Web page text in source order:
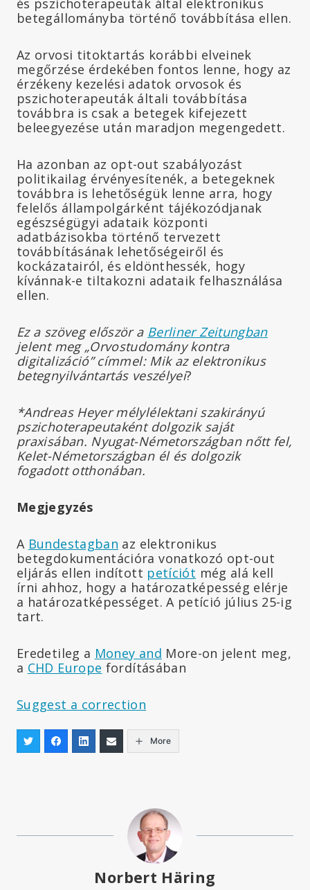
betegállományba történő továbbítása ellen.
Az orvosi titoktartás korábbi elveinek
megőrzése érdekében fontos lenne, hogy az
érzékeny kezelési adatok orvosok és
pszichoterapeuták általi továbbítása
továbbra is csak a betegek kifejezett
beleegyezése után maradjon megengedett.
Ha azonban az opt-out szabályozást
politikailag érvényesítenék, a betegeknek
továbbra is lehetőségük lenne arra, hogy
felelős állampolgárként tájékozódjanak
egészségügyi adataik központi
adatbázisokba történő tervezett
továbbításának lehetőségeiről és
kockázatairól, és eldönthessék, hogy
kívánnak-e tiltakozni adataik felhasználása
ellen.
Ez a szöveg először a Berliner Zeitungban
jelent meg „Orvostudomány kontra
digitalizáció” címmel: Mik az elektronikus
betegnyilvántartás veszélyei?
*Andreas Heyer mélylélektani szakirányú
pszichoterapeutaként dolgozik saját
praxisában. Nyugat-Németországban nőtt fel,
Kelet-Németországban él és dolgozik
fogadott otthonában.
Megjegyzés
A Bundestagban az elektronikus
betegdokumentációra vonatkozó opt-out
eljárás ellen indított petíciót még alá kell
írni ahhoz, hogy a határozatképesség elérje
a határozatképességet. A petíció július 25-ig
tart.
Eredetileg a Money and More-on jelent meg,
a CHD Europe fordításában
Suggest a correction
More
Norbert Häring